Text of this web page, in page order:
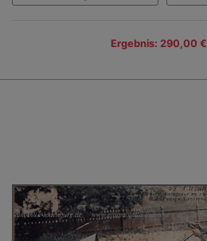
Ergebnis: 290,00 €